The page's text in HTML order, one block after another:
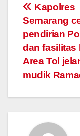
Post
Kapolres
Semarang
pendirian
dan fasilitas
Area Tol
mudik